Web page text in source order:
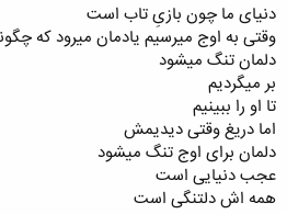
دنیای ما چون بازیِ تاب است
وقتی به اوج میرسیم یادمان میرود که
دلمان تنگ میشود
بر میگردیم
تا او را ببینیم
اما دریغ وقتی دیدیمش
دلمان برای اوج تنگ میشود
عجب دنیایی است
همه اش دلتنگی است